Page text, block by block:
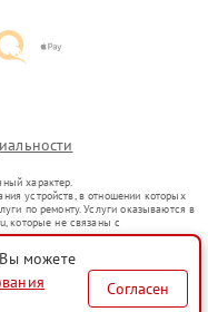
характер.
устройств, в отношении которых
по ремонту. Услуги оказываются в
которые не связаны с
представителями.
оборот в соответствии
услуг или введения
о предоставляемых услугах по
можете
Согласен